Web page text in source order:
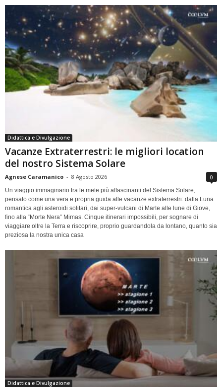
Didattica e Divulgazione
Vacanze Extraterrestri: le migliori location
del nostro Sistema Solare
Agnese Caramanico - 8 Agosto 2026 0
Un viaggio immaginario tra le mete più affascinanti del Sistema Solare,
pensato come una vera e propria guida alle vacanze extraterrestri: dalla Luna
romantica agli asteroidi solitari, dai super-vulcani di Marte alle lune di Giove,
fino alla “Morte Nera” Mimas. Cinque itinerari impossibili, per sognare di
viaggiare oltre la Terra e riscoprire, proprio guardandola da lontano, quanto sia
preziosa la nostra unica casa
Didattica e Divulgazione